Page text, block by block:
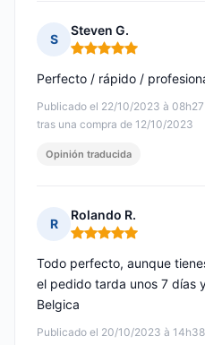
S
Steven G.
Nota: 5 de 5
Publicado el 22/10/2023 à 08h27
tras una compra de 12/10/2023
Perfecto / rápido /
Opinión traducida
R
Rolando R.
Nota: 5 de 5
Publicado el 20/10/2023 à 14h38
Todo perfecto, aunque
el pedido tarda unos 7 días
Belgica